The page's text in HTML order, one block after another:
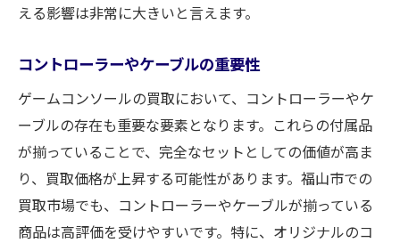
える影響は非常に大きいと言えます。
コントローラーやケーブルの重要性
ゲームコンソールの買取において、コントローラーやケ
ーブルの存在も重要な要素となります。これらの付属品
が揃っていることで、完全なセットとしての価値が高ま
り、買取価格が上昇する可能性があります。福山市での
買取市場でも、コントローラーやケーブルが揃っている
商品は高評価を受けやすいです。特に、オリジナルのコ